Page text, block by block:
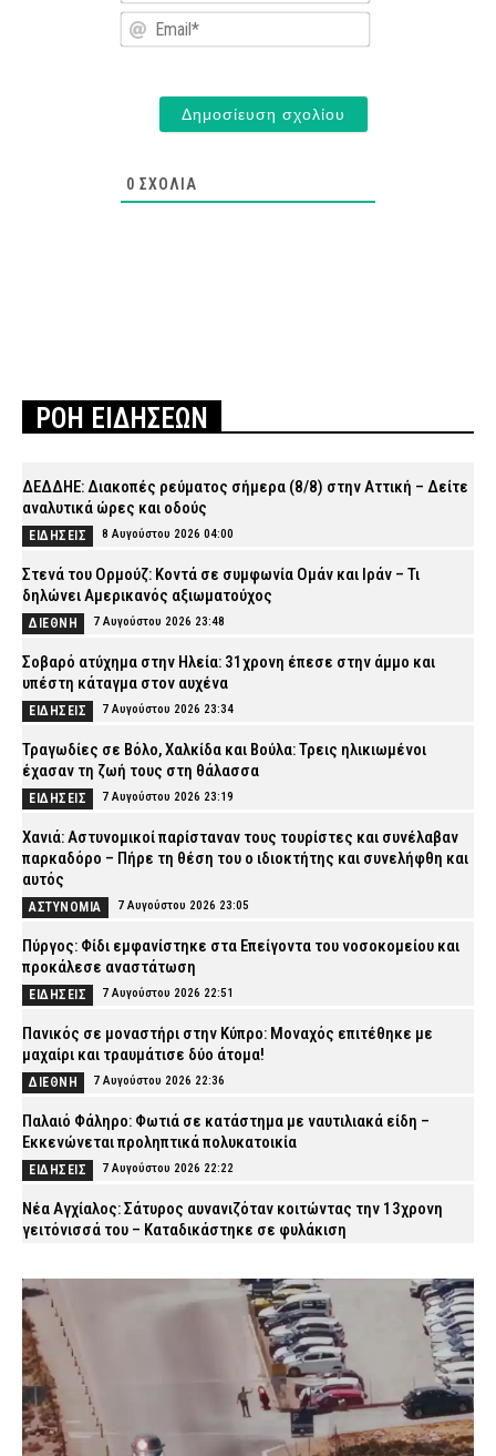
Email*
0 ΣΧΌΛΙΑ
ΡΟΗ ΕΙΔΗΣΕΩΝ
ΔΕΔΔΗΕ: Διακοπές ρεύματος σήμερα (8/8) στην Αττική – Δείτε
αναλυτικά ώρες και οδούς
ΕΙΔΗΣΕΙΣ 8 Αυγούστου 2026 04:00
Στενά του Ορμούζ: Κοντά σε συμφωνία Ομάν και Ιράν – Τι
δηλώνει Αμερικανός αξιωματούχος
ΔΙΕΘΝΗ 7 Αυγούστου 2026 23:48
Σοβαρό ατύχημα στην Ηλεία: 31χρονη έπεσε στην άμμο και
υπέστη κάταγμα στον αυχένα
ΕΙΔΗΣΕΙΣ 7 Αυγούστου 2026 23:34
Τραγωδίες σε Βόλο, Χαλκίδα και Βούλα: Τρεις ηλικιωμένοι
έχασαν τη ζωή τους στη θάλασσα
ΕΙΔΗΣΕΙΣ 7 Αυγούστου 2026 23:19
Χανιά: Αστυνομικοί παρίσταναν τους τουρίστες και συνέλαβαν
παρκαδόρο – Πήρε τη θέση του ο ιδιοκτήτης και συνελήφθη και
αυτός
ΑΣΤΥΝΟΜΙΑ 7 Αυγούστου 2026 23:05
Πύργος: Φίδι εμφανίστηκε στα Επείγοντα του νοσοκομείου και
προκάλεσε αναστάτωση
ΕΙΔΗΣΕΙΣ 7 Αυγούστου 2026 22:51
Πανικός σε μοναστήρι στην Κύπρο: Μοναχός επιτέθηκε με
μαχαίρι και τραυμάτισε δύο άτομα!
ΔΙΕΘΝΗ 7 Αυγούστου 2026 22:36
Παλαιό Φάληρο: Φωτιά σε κατάστημα με ναυτιλιακά είδη –
Εκκενώνεται προληπτικά πολυκατοικία
ΕΙΔΗΣΕΙΣ 7 Αυγούστου 2026 22:22
Νέα Αγχίαλος: Σάτυρος αυνανιζόταν κοιτώντας την 13χρονη
γειτόνισσά του – Καταδικάστηκε σε φυλάκιση
Σκιάθος: «Με ξυλοκόπησαν και με άφησαν αιμόφυρτο στο
δρόμο» – Άγριος καβγάς με λοστάρια, μαχαίρια και σφυριά
ΔΙΚΑΙΟΣΥΝΗ
Εξαφάνιση 15χρονου στην Αθήνα: Τι αναφέρει το «Χαμόγελο του
Παιδιού»
ΕΙΔΗΣΕΙΣ 7 Αυγούστου 2026 21:39